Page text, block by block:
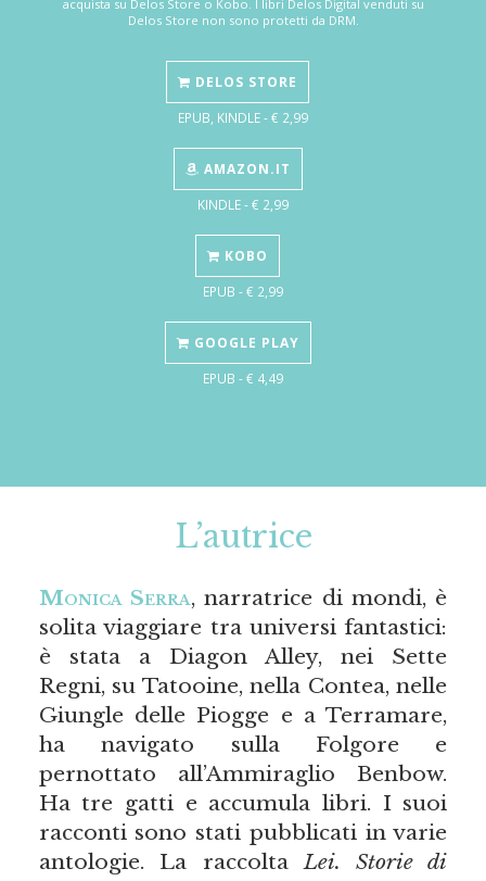
acquista su Delos Store o Kobo. I libri Delos Digital venduti su
Delos Store non sono protetti da DRM.
DELOS STORE
EPUB, KINDLE - € 2,99
AMAZON.IT
KINDLE - € 2,99
KOBO
EPUB - € 2,99
GOOGLE PLAY
EPUB - € 4,49
L’autrice
Monica Serra, narratrice di mondi, è
solita viaggiare tra universi fantastici:
è stata a Diagon Alley, nei Sette
Regni, su Tatooine, nella Contea, nelle
Giungle delle Piogge e a Terramare,
ha navigato sulla Folgore e
pernottato all’Ammiraglio Benbow.
Ha tre gatti e accumula libri. I suoi
racconti sono stati pubblicati in varie
antologie. La raccoltaLei. Storie di